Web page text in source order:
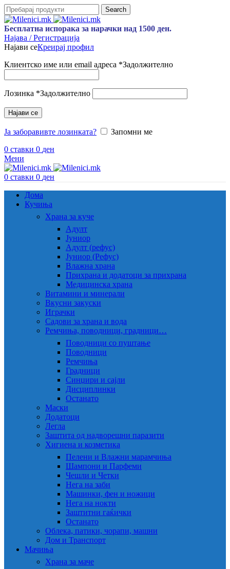
Search
Бесплатна испорака за нарачки над 1500 ден.
Најава / Регистрација
Најави сеКреирај профил
Клиентско име или email адреса *Задолжително
Лозинка *Задолжително
Најави се
Ја заборавивте лозинката?
Запомни ме
0 ставки 0 ден
Мени
0 ставки 0 ден
Дома
Кучиња
Храна за куче
Адулт
Јуниор
Адулт (рефус)
Јуниор (Рефус)
Влажна храна
Прихрана и додатоци за прихрана
Медицинска храна
Витамини и минерали
Вкусни закуски
Играчки
Садови за храна и вода
Ремчиња, поводници, градници…
Поводници со пуштање
Поводници
Ремчиња
Градници
Синџири и сајли
Дисциплинки
Останато
Маски
Додатоци
Легла
Заштита од надворешни паразити
Хигиена и козметика
Пелени и Влажни марамчиња
Шампони и Парфеми
Чешли и Четки
Нега на заби
Машинки, фен и ножици
Нега на нокти
Заштитни гаќички
Останато
Облека, патики, чорапи, машни
Дом и Транспорт
Мачиња
Храна за маче